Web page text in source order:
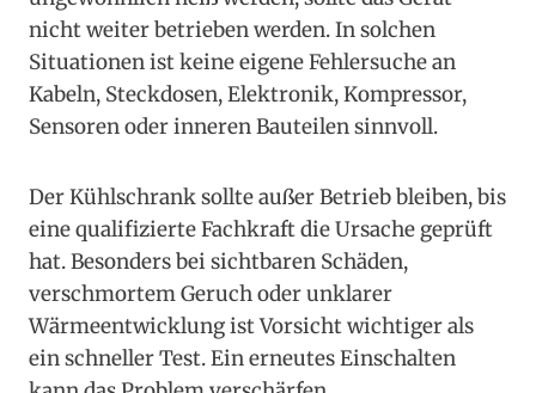
nicht weiter betrieben werden. In solchen
Situationen ist keine eigene Fehlersuche an
Kabeln, Steckdosen, Elektronik, Kompressor,
Sensoren oder inneren Bauteilen sinnvoll.
Der Kühlschrank sollte außer Betrieb bleiben, bis
eine qualifizierte Fachkraft die Ursache geprüft
hat. Besonders bei sichtbaren Schäden,
verschmortem Geruch oder unklarer
Wärmeentwicklung ist Vorsicht wichtiger als
ein schneller Test. Ein erneutes Einschalten